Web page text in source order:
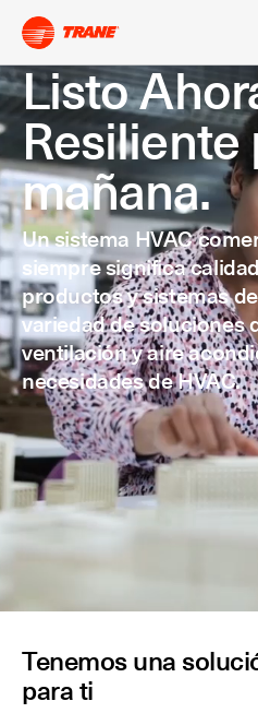
Listo
Resiliente
mañana.
Un sistema HVAC
siempre significa
productos y sistemas
variedad de soluciones
ventilación y aire
necesidades de HVAC.
Tenemos una
para ti